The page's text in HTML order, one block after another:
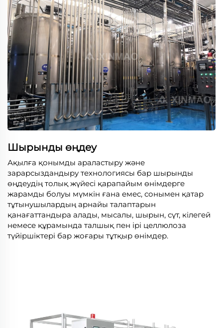
Шырынды өңдеу
Ақылға қонымды араластыру және
зарарсыздандыру технологиясы бар шырынды
өңдеудің толық жүйесі қарапайым өнімдерге
жарамды болуы мүмкін ғана емес, сонымен қатар
тұтынушылардың арнайы талаптарын
қанағаттандыра алады, мысалы, шырын, сүт, кілегей
немесе құрамында талшық пен ірі целлюлоза
түйіршіктері бар жоғары тұтқыр өнімдер.